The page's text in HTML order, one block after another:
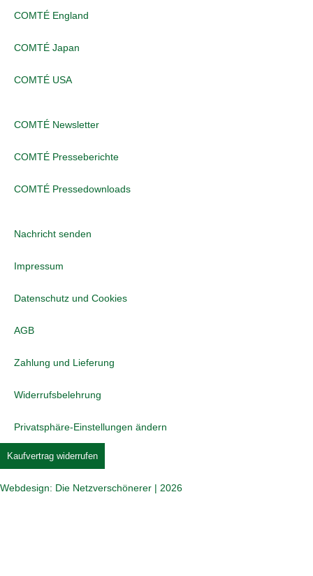
COMTÉ England
COMTÉ Japan
COMTÉ USA
COMTÉ Newsletter
COMTÉ Presseberichte
COMTÉ Pressedownloads
Nachricht senden
Impressum
Datenschutz und Cookies
AGB
Zahlung und Lieferung
Widerrufsbelehrung
Privatsphäre-Einstellungen ändern
Kaufvertrag widerrufen
Webdesign: Die Netzverschönerer | 2026